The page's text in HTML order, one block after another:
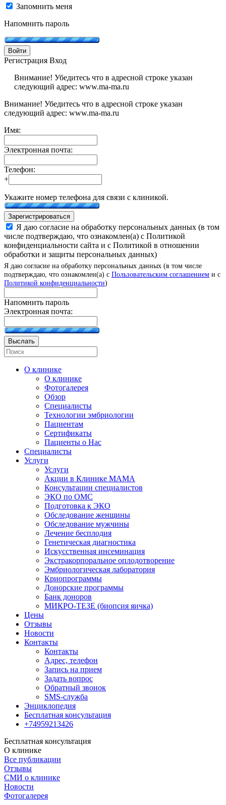
Запомнить меня
Напомнить пароль
Войти
Регистрация Вход
Внимание! Убедитесь что в адресной строке указан
следующий адрес: www.ma-ma.ru
Внимание! Убедитесь что в адресной строке указан
следующий адрес: www.ma-ma.ru
Имя:
Электронная почта:
Телефон:
+
Укажите номер телефона для связи с клиникой.
Зарегистрироваться
Я даю согласие на обработку персональных данных (в том
числе подтверждаю, что ознакомлен(а) с Политикой
конфиденциальности сайта и с Политикой в отношении
обработки и защиты персональных данных)
Я даю согласие на обработку персональных данных (в том числе
подтверждаю, что ознакомлен(а) с Пользовательским соглашением и с
Политикой конфиденциальности)
Напомнить пароль
Электронная почта:
Выслать
О клинике
О клинике
Фотогалерея
Обзор
Специалисты
Технологии эмбриологии
Пациентам
Сертификаты
Пациенты о Нас
Специалисты
Услуги
Услуги
Акции в Клинике МАМА
Консультации специалистов
ЭКО по ОМС
Подготовка к ЭКО
Обследование женщины
Обследование мужчины
Лечение бесплодия
Генетическая диагностика
Искусственная инсеминация
Экстракорпоральное оплодотворение
Эмбриологическая лаборатория
Криопрограммы
Донорские программы
Банк доноров
МИКРО-ТЕЗЕ (биопсия яичка)
Цены
Отзывы
Новости
Контакты
Контакты
Адрес, телефон
Запись на прием
Задать вопрос
Обратный звонок
SMS-служба
Энциклопедия
Бесплатная консультация
+74959213426
Бесплатная консультация
О клинике
Все публикации
Отзывы
СМИ о клинике
Новости
Фотогалерея